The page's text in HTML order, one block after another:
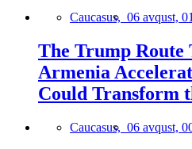
Caucasus, 06 avqust,
The Trump Route
Armenia
Could Transform
Caucasus, 06 avqust,